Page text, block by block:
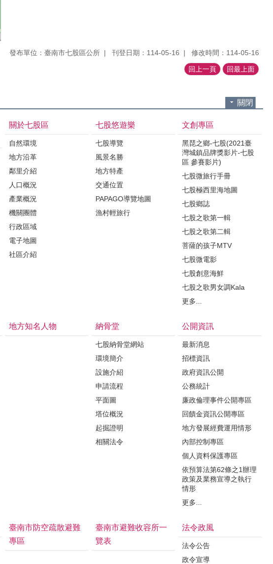
發布單位：臺南市七股區公所 刊登日期：114-05-16 修改時間：114-05-16
回上一頁 回最上面
關閉
關於七股區
自然環境
地方沿革
鄰里介紹
人口概況
產業概況
機關團體
行政區域
電子地圖
社區介紹
七股悠遊樂
七股導覽
風景名勝
地方特產
交通位置
PAPAGO導覽地圖
漁村輕旅行
文創專區
黑琵之鄉-七股(2021臺
灣城鎮品牌獎影片-七股
區 參賽影片)
七股微旅行手冊
七股極西里海地圖
七股鄉誌
七股之歌第一輯
七股之歌第二輯
菩薩的孩子MTV
七股微電影
七股創意海鮮
七股之歌男女調Kala
更多...
地方知名人物 納骨堂
七股納骨堂網站
環境簡介
設施介紹
申請流程
平面圖
塔位概況
起掘證明
相關法令
公開資訊
最新消息
招標資訊
政府資訊公開
公務統計
廉政倫理事件公開專區
回饋金資訊公開專區
地方發展經費運用情形
內部控制專區
個人資料保護專區
依預算法第62條之1辦理
政策及業務宣導之執行
情形
更多...
臺南市防空疏散避難
專區
臺南市避難收容所一
覽表
法令政風
法令公告
政令宣導